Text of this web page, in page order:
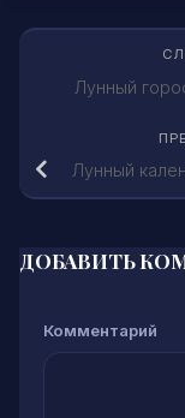
Лунный
Лунный
ДОБАВИТЬ
Комментарий